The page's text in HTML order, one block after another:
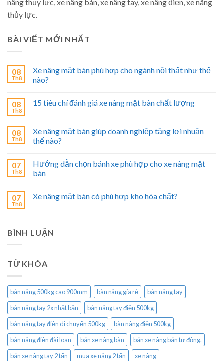
nâng thủy lực, xe nâng bàn, xe nâng tay, xe nâng điện, xe nâng
thủy lực.
BÀI VIẾT MỚI NHẤT
08
Th8
Xe nâng mặt bàn phù hợp cho ngành nội thất như thế
nào?
08
Th8
15 tiêu chí đánh giá xe nâng mặt bàn chất lượng
08
Th8
Xe nâng mặt bàn giúp doanh nghiệp tăng lợi nhuận
thế nào?
07
Th8
Hướng dẫn chọn bánh xe phù hợp cho xe nâng mặt
bàn
07
Th8
Xe nâng mặt bàn có phù hợp kho hóa chất?
BÌNH LUẬN
TỪ KHÓA
bàn nâng 500kg cao 900mm bàn nâng gía rẻ
bàn nâng tay
bàn nâng tay 2x nhật bản
bàn nâng tay điện 500kg
bàn nâng tay điện di chuyển 500kg
bàn nâng điện 500kg
bàn nâng điện đài loan
bán xe nâng bàn
bán xe nâng bán tự động.
bán xe nâng tay 2 tấn
mua xe nâng 2 tấn
xe nâng